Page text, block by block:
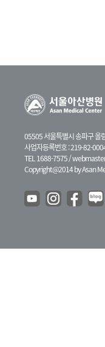
05505 서울특별시 송파구 올
사업자등록번호 : 219-82-
TEL 1688-7575 /
Copyright@2014 by Asan